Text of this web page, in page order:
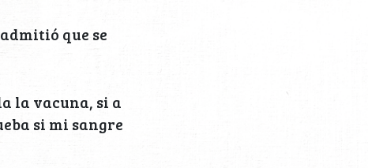
que se
la vacuna, si a
si mi sangre